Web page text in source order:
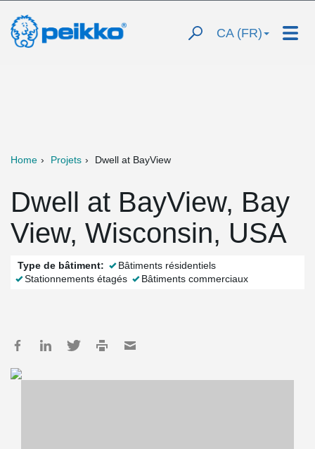
CA (FR)
Home Projets Dwell at BayView
Dwell at BayView, Bay
View, Wisconsin, USA
Type de bâtiment:
Bâtiments résidentiels
Stationnements étagés
Bâtiments commerciaux